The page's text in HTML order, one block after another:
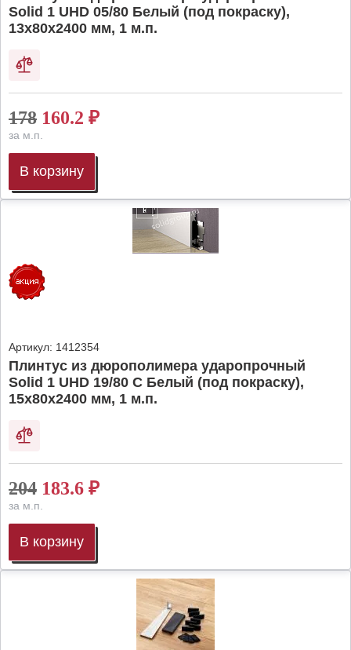
Solid 1 UHD 05/80 Белый (под покраску),
13х80х2400 мм, 1 м.п.
178 160.2 ₽
за м.п.
В корзину
Артикул: 1412354
Плинтус из дюрополимера ударопрочный
Solid 1 UHD 19/80 C Белый (под покраску),
15х80х2400 мм, 1 м.п.
204 183.6 ₽
за м.п.
В корзину